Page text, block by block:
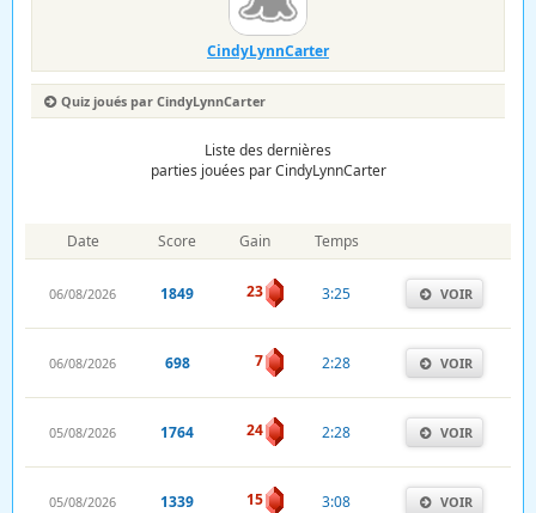
CindyLynnCarter
Quiz joués par CindyLynnCarter
Liste des dernières
parties jouées par CindyLynnCarter
Date Score Gain Temps
06/08/2026 1849 23 3:25 VOIR
06/08/2026 698 7 2:28 VOIR
05/08/2026 1764 24 2:28 VOIR
05/08/2026 1339 15 3:08 VOIR